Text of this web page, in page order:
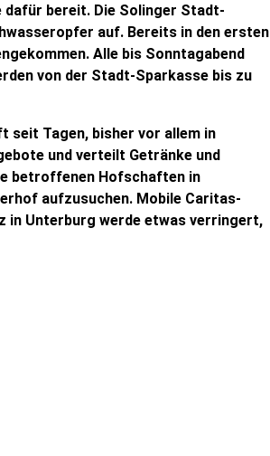
dafür bereit. Die Solinger Stadt-
auf. Bereits in den ersten
Alle bis Sonntagabend
von der Stadt-Sparkasse bis zu
seit Tagen, bisher vor allem in
und verteilt Getränke und
betroffenen Hofschaften in
aufzusuchen. Mobile Caritas-
in Unterburg werde etwas verringert,